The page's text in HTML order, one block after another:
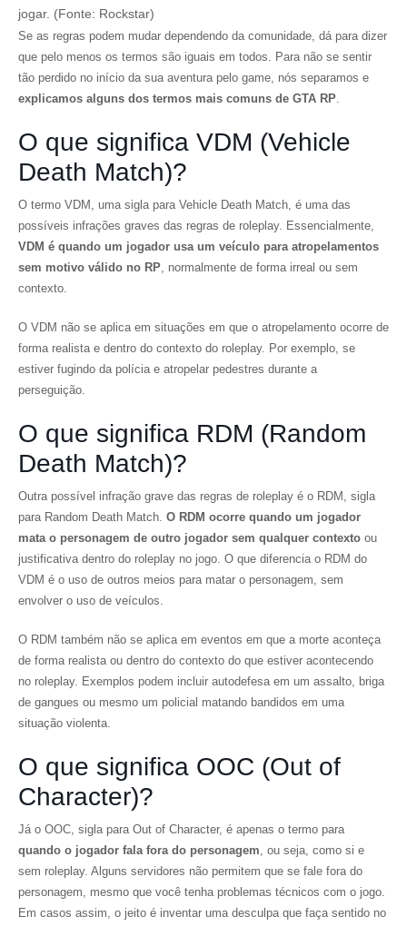
jogar. (Fonte: Rockstar)
Se as regras podem mudar dependendo da comunidade, dá para dizer
que pelo menos os termos são iguais em todos. Para não se sentir
tão perdido no início da sua aventura pelo game, nós separamos e
explicamos alguns dos termos mais comuns de GTA RP.
O que significa VDM (Vehicle
Death Match)?
O termo VDM, uma sigla para Vehicle Death Match, é uma das
possíveis infrações graves das regras de roleplay. Essencialmente,
VDM é quando um jogador usa um veículo para atropelamentos
sem motivo válido no RP, normalmente de forma irreal ou sem
contexto.
O VDM não se aplica em situações em que o atropelamento ocorre de
forma realista e dentro do contexto do roleplay. Por exemplo, se
estiver fugindo da polícia e atropelar pedestres durante a
perseguição.
O que significa RDM (Random
Death Match)?
Outra possível infração grave das regras de roleplay é o RDM, sigla
para Random Death Match. O RDM ocorre quando um jogador
mata o personagem de outro jogador sem qualquer contexto ou
justificativa dentro do roleplay no jogo. O que diferencia o RDM do
VDM é o uso de outros meios para matar o personagem, sem
envolver o uso de veículos.
O RDM também não se aplica em eventos em que a morte aconteça
de forma realista ou dentro do contexto do que estiver acontecendo
no roleplay. Exemplos podem incluir autodefesa em um assalto, briga
de gangues ou mesmo um policial matando bandidos em uma
situação violenta.
O que significa OOC (Out of
Character)?
Já o OOC, sigla para Out of Character, é apenas o termo para
quando o jogador fala fora do personagem, ou seja, como si e
sem roleplay. Alguns servidores não permitem que se fale fora do
personagem, mesmo que você tenha problemas técnicos com o jogo.
Em casos assim, o jeito é inventar uma desculpa que faça sentido no